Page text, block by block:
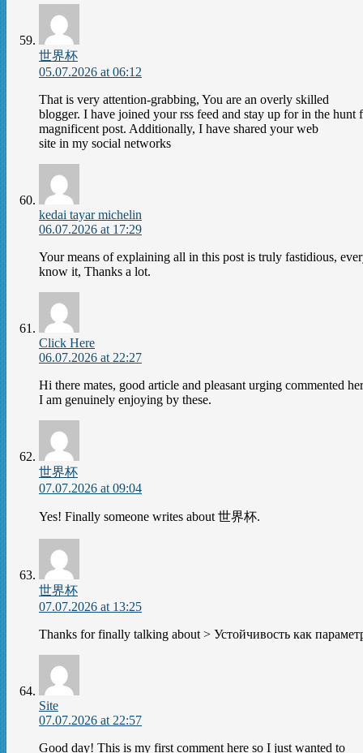
世界杯
05.07.2026 at 06:12
That is very attention-grabbing, You are an overly skilled
blogger. I have joined your rss feed and stay up for in the hunt
magnificent post. Additionally, I have shared your web
site in my social networks
kedai tayar michelin
06.07.2026 at 17:29
Your means of explaining all in this post is truly fastidious,
know it, Thanks a lot.
Click Here
06.07.2026 at 22:27
Hi there mates, good article and pleasant urging commented
I am genuinely enjoying by these.
世界杯
07.07.2026 at 09:04
Yes! Finally someone writes about 世界杯.
世界杯
07.07.2026 at 13:25
Thanks for finally talking about > Устойчивость как
Site
07.07.2026 at 22:57
Good day! This is my first comment here so I just wanted to